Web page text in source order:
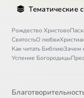
Тематические
Рождество Христово
СвятостьО любви
Как читать БиблиюЗачем
Успение Богородицы